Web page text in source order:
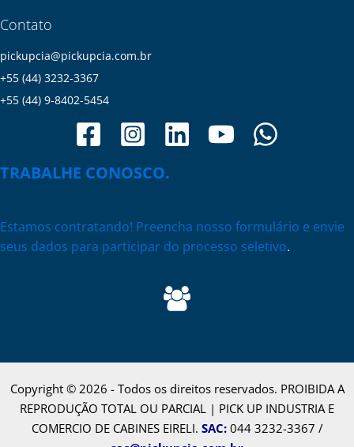
Contato
pickupcia@pickupcia.com.br
+55 (44) 3232-3367
+55 (44) 9-8402-5454
TRABALHE CONOSCO.
Estamos contratando! Preencha nosso formulário e envie
seus dados para participar do processo seletivo.
Copyright © 2026 - Todos os direitos reservados. PROIBIDA A
REPRODUÇÃO TOTAL OU PARCIAL | PICK UP INDUSTRIA E
COMERCIO DE CABINES EIRELI. SAC:044 3232-3367 /